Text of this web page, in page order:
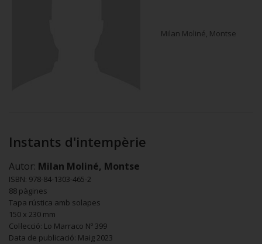
Milan Moliné, Montse
Instants d'intempèrie
Autor: Milan Moliné, Montse
ISBN: 978-84-1303-465-2
88 pàgines
Tapa rústica amb solapes
150 x 230 mm
Col·lecció: Lo Marraco Nº 399
Data de publicació: Maig 2023